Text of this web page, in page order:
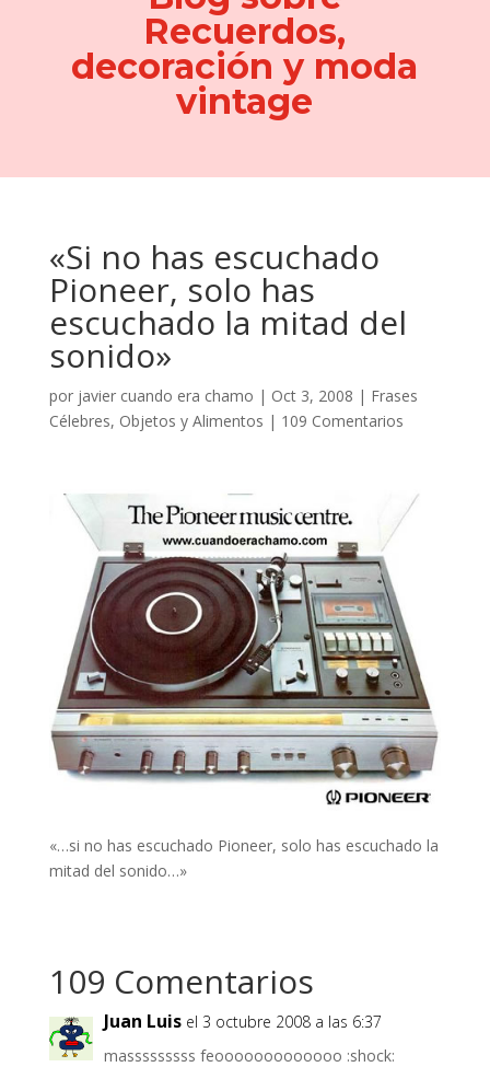
Recuerdos,
decoración y moda
vintage
«Si no has escuchado
Pioneer, solo has
escuchado la mitad del
sonido»
por javier cuando era chamo | Oct 3, 2008 | Frases
Célebres, Objetos y Alimentos | 109 Comentarios
«…si no has escuchado Pioneer, solo has escuchado la
mitad del sonido…»
109 Comentarios
Juan Luis el 3 octubre 2008 a las 6:37
masssssssss feooooooooooooo :shock: